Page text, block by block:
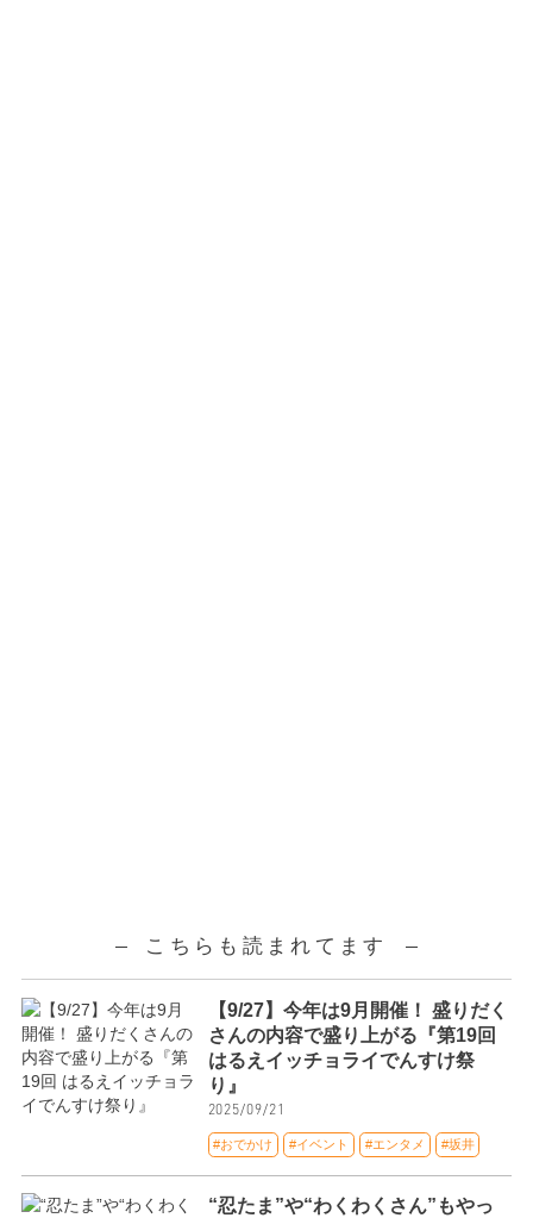
こちらも読まれてます
【9/27】今年は9月開催！ 盛りだく
さんの内容で盛り上がる『第19回
はるえイッチョライでんすけ祭
り』
2025/09/21
#おでかけ #イベント #エンタメ #坂井
“忍たま”や“わくわくさん”もやっ